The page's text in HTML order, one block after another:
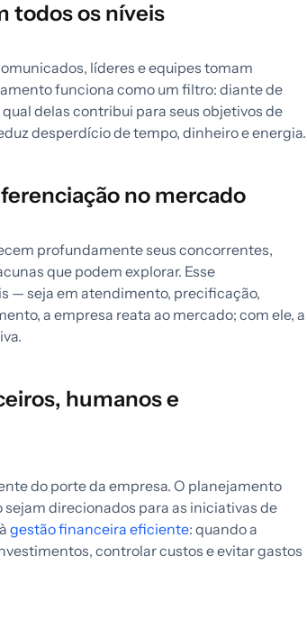
todos os níveis
líderes e equipes tomam
funciona como um filtro: diante de
delas contribui para seus objetivos de
desperdício de tempo, dinheiro e energia.
no mercado
profundamente seus concorrentes,
que podem explorar. Esse
— seja em atendimento, precificação,
a empresa reata ao mercado; com ele, a
humanos e
do porte da empresa. O planejamento
direcionados para as iniciativas de
gestão financeira eficiente: quando a
controlar custos e evitar gastos